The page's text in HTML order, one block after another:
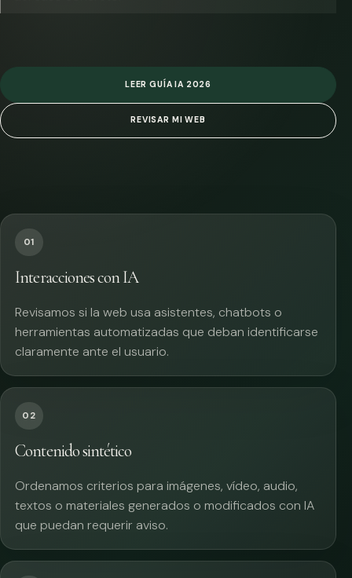
LEER GUÍA IA 2026
REVISAR MI WEB
01
Interacciones con IA
Revisamos si la web usa asistentes, chatbots o
herramientas automatizadas que deban identificarse
claramente ante el usuario.
02
Contenido sintético
Ordenamos criterios para imágenes, vídeo, audio,
textos o materiales generados o modificados con IA
que puedan requerir aviso.